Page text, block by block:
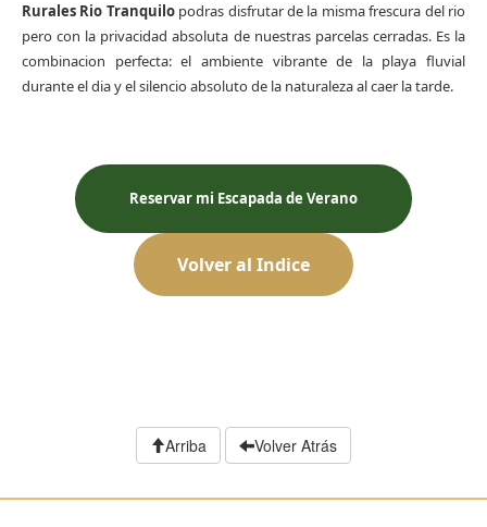
Rurales Rio Tranquilopodras disfrutar de la misma frescura del rio
pero con la privacidad absoluta de nuestras parcelas cerradas. Es la
combinacion perfecta: el ambiente vibrante de la playa fluvial
durante el dia y el silencio absoluto de la naturaleza al caer la tarde.
Reservar mi Escapada de Verano
Volver al Indice
Arriba Volver Atrás